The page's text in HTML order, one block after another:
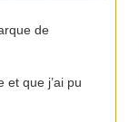
de
et que j’ai pu